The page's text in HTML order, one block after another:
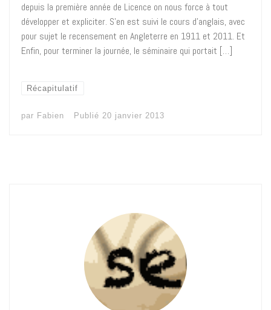
depuis la première année de Licence on nous force à tout
développer et expliciter. S’en est suivi le cours d’anglais, avec
pour sujet le recensement en Angleterre en 1911 et 2011. Et
Enfin, pour terminer la journée, le séminaire qui portait […]
Récapitulatif
par Fabien Publié 20 janvier 2013